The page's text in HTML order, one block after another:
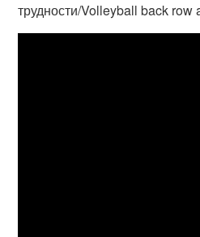
трудности/Volleyball back row